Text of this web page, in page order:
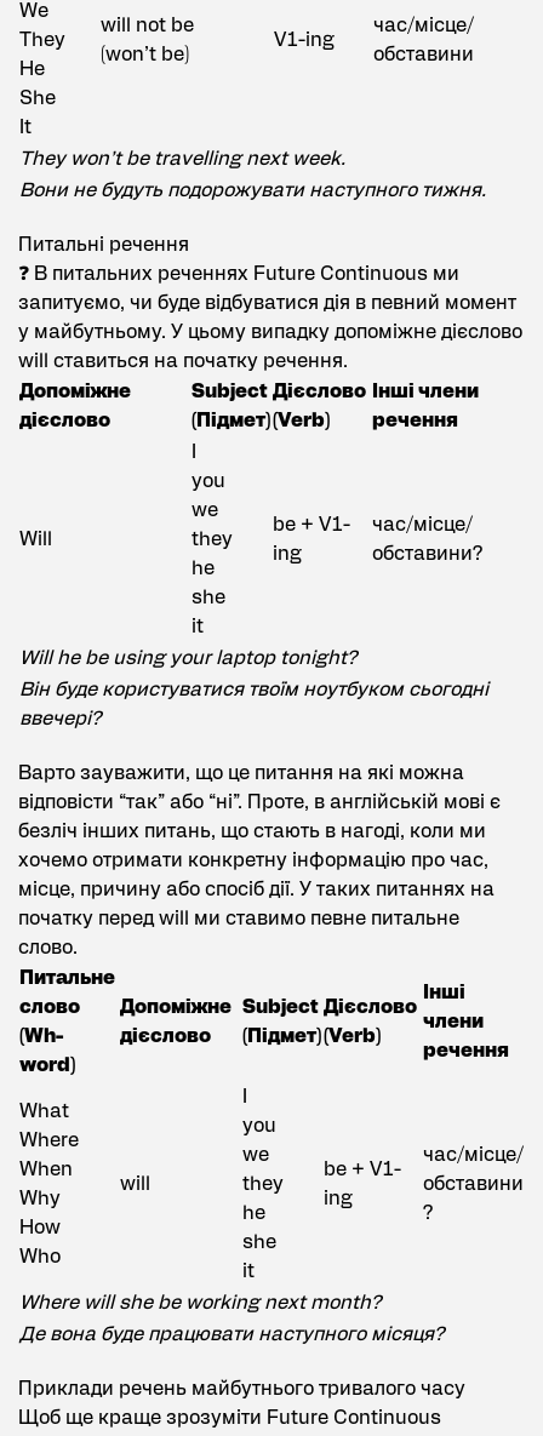
We
They
He
She
It
will not be
(won’t be)
V1-ing
час/місце/
обставини
They won’t be travelling next week.
Вони не будуть подорожувати наступного тижня.
Питальні речення
❓ В питальних реченнях Future Continuous ми
запитуємо, чи буде відбуватися дія в певний момент
у майбутньому. У цьому випадку допоміжне дієслово
will ставиться на початку речення.
Допоміжне
дієслово
Subject
(Підмет)
Дієслово
(Verb)
Інші члени
речення
Will
you
we
they
he
she
it
be + V1-
ing
час/місце/
обставини?
Will he be using your laptop tonight?
Він буде користуватися твоїм ноутбуком сьогодні
ввечері?
Варто зауважити, що це питання на які можна
відповісти “так” або “ні”. Проте, в англійській мові є
безліч інших питань, що стають в нагоді, коли ми
хочемо отримати конкретну інформацію про час,
місце, причину або спосіб дії. У таких питаннях на
початку перед will ми ставимо певне питальне
слово.
Питальне
слово
(Wh-
word)
Допоміжне
дієслово
Subject
(Підмет)
Дієслово
(Verb)
Інші
члени
речення
What
Where
When
Why
How
Who
will
you
we
they
he
she
it
be + V1-
ing
час/місце/
обставини
?
Where will she be working next month?
Де вона буде працювати наступного місяця?
Приклади речень майбутнього тривалого часу
Щоб ще краще зрозуміти Future Continuous